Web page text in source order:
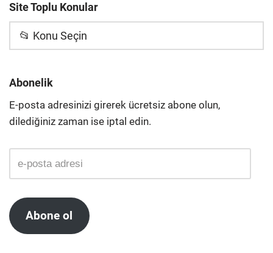
Site Toplu Konular
📂 Konu Seçin
Abonelik
E-posta adresinizi girerek ücretsiz abone olun,
dilediğiniz zaman ise iptal edin.
Abone ol